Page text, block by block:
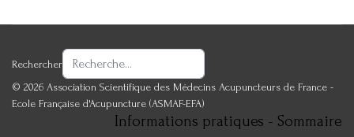
Rechercher
© 2026 Association Scientifique des Médecins Acupuncteurs de France -
Ecole Française d'Acupuncture (ASMAF-EFA)
Informations pratiques - Sommaire